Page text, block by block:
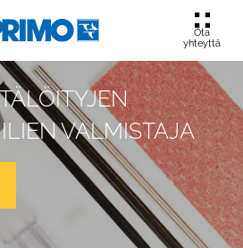
Ota
yhteyttä
VALMISTAJA